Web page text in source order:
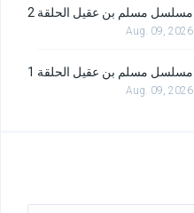
مسلسل مسلم بن عقيل الحلقة 2
Aug. 09, 2026
مسلسل مسلم بن عقيل الحلقة 1
Aug. 09, 2026